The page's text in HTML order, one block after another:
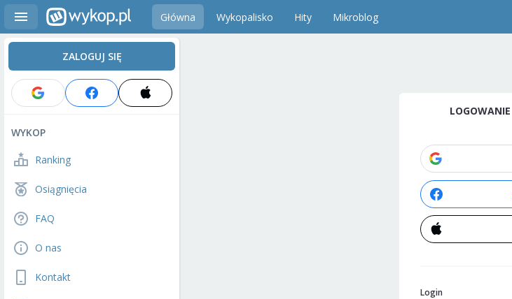
Główna Wykopalisko Hity Mikroblog
ZALOGUJ SIĘ
WYKOP
Ranking
Osiągnięcia
FAQ
O nas
Kontakt
LOGOWANIE
Login